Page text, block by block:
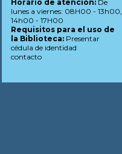
Horario de atención:De
lunes a viernes: 08H00 - 13h00,
14h00 - 17H00
Requisitos para el uso de
la Biblioteca:Presentar
cédula de identidad
contacto